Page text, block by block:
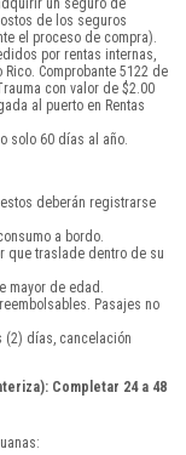
un seguro de
de los seguros
el proceso de compra).
por rentas internas,
Comprobante 5122 de
con valor de $2.00
al puerto en Rentas
solo 60 días al año.
deberán registrarse
a bordo.
que traslade dentro de su
mayor de edad.
Pasajes no
(2) días, cancelación
Completar 24 a 48